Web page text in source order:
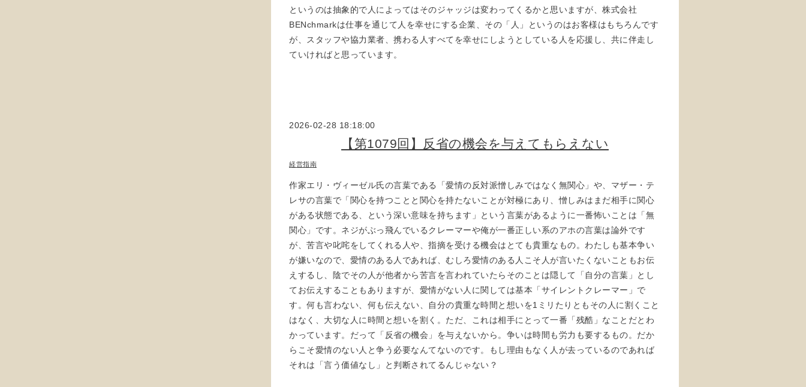
というのは抽象的で人によってはそのジャッジは変わってくるかと思いますが、株式会社
BENchmarkは仕事を通じて人を幸せにする企業、その「人」というのはお客様はもちろんです
が、スタッフや協力業者、携わる人すべてを幸せにしようとしている人を応援し、共に伴走し
ていければと思っています。
2026-02-28 18:18:00
【第1079回】反省の機会を与えてもらえない
経営指南
作家エリ・ヴィーゼル氏の言葉である「愛情の反対派憎しみではなく無関心」や、マザー・テ
レサの言葉で「関心を持つことと関心を持たないことが対極にあり、憎しみはまだ相手に関心
がある状態である、という深い意味を持ちます」という言葉があるように一番怖いことは「無
関心」です。ネジがぶっ飛んでいるクレーマーや俺が一番正しい系のアホの言葉は論外です
が、苦言や叱咤をしてくれる人や、指摘を受ける機会はとても貴重なもの。わたしも基本争い
が嫌いなので、愛情のある人であれば、むしろ愛情のある人こそ人が言いたくないこともお伝
えするし、陰でその人が他者から苦言を言われていたらそのことは隠して「自分の言葉」とし
てお伝えすることもありますが、愛情がない人に関しては基本「サイレントクレーマー」で
す。何も言わない、何も伝えない、自分の貴重な時間と想いを1ミリたりともその人に割くこと
はなく、大切な人に時間と想いを割く。ただ、これは相手にとって一番「残酷」なことだとわ
かっています。だって「反省の機会」を与えないから。争いは時間も労力も要するもの。だか
らこそ愛情のない人と争う必要なんてないのです。もし理由もなく人が去っているのであれば
それは「言う価値なし」と判断されてるんじゃない？